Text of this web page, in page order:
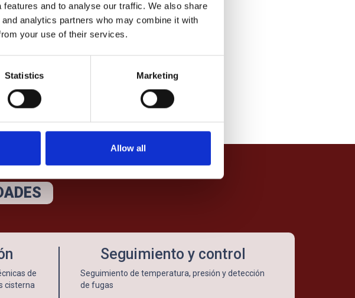
and to analyse our traffic. We also share
analytics partners who may combine it with
your use of their services.
Statistics Marketing
Allow all
de
cisterna
Seguimiento y control
Seguimiento de temperatura, presión y detección
de fugas